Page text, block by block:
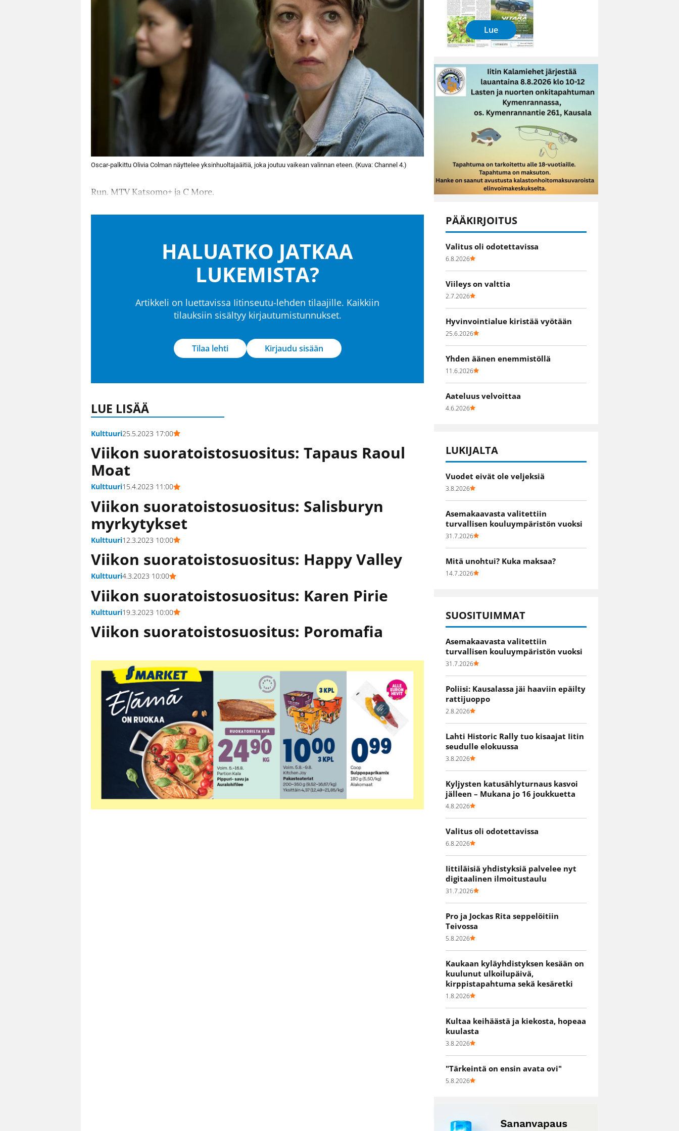
Oscar-palkittu Olivia Colman näyttelee yksinhuoltajaäitiä, joka joutuu vaikean valinnan eteen. (Kuva: Channel 4.)
Run. MTV Katsomo+ ja C More.
HALUATKO JATKAA
LUKEMISTA?
Artikkeli on luettavissa Iitinseutu-lehden tilaajille. Kaikkiin
tilauksiin sisältyy kirjautumistunnukset.
Tilaa lehti Kirjaudu sisään
LUE LISÄÄ
Kulttuuri25.5.2023 17:00
Viikon suoratoistosuositus: Tapaus Raoul
Moat
Kulttuuri15.4.2023 11:00
Viikon suoratoistosuositus: Salisburyn
myrkytykset
Kulttuuri12.3.2023 10:00
Viikon suoratoistosuositus: Happy Valley
Kulttuuri4.3.2023 10:00
Viikon suoratoistosuositus: Karen Pirie
Kulttuuri19.3.2023 10:00
Viikon suoratoistosuositus: Poromafia
Lue
PÄÄKIRJOITUS
Valitus oli odotettavissa
6.8.2026
Viileys on valttia
2.7.2026
Hyvinvointialue kiristää vyötään
25.6.2026
Yhden äänen enemmistöllä
11.6.2026
Aateluus velvoittaa
4.6.2026
LUKIJALTA
Vuodet eivät ole veljeksiä
3.8.2026
Asemakaavasta valitettiin
turvallisen kouluympäristön vuoksi
31.7.2026
Mitä unohtui? Kuka maksaa?
14.7.2026
SUOSITUIMMAT
Asemakaavasta valitettiin
turvallisen kouluympäristön vuoksi
31.7.2026
Poliisi: Kausalassa jäi haaviin epäilty
rattijuoppo
2.8.2026
Lahti Historic Rally tuo kisaajat Iitin
seudulle elokuussa
3.8.2026
Kyljysten katusählyturnaus kasvoi
jälleen – Mukana jo 16 joukkuetta
4.8.2026
Valitus oli odotettavissa
6.8.2026
Iittiläisiä yhdistyksiä palvelee nyt
digitaalinen ilmoitustaulu
31.7.2026
Pro ja Jockas Rita seppelöitiin
Teivossa
5.8.2026
Kaukaan kyläyhdistyksen kesään on
kuulunut ulkoilupäivä,
kirppistapahtuma sekä kesäretki
1.8.2026
Kultaa keihäästä ja kiekosta, hopeaa
kuulasta
3.8.2026
"Tärkeintä on ensin avata ovi"
5.8.2026